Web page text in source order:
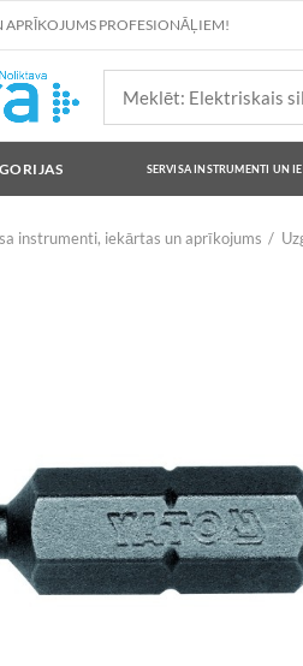
APRĪKOJUMS PROFESIONĀĻIEM!
SERVISA INSTRUMENTI UN
instrumenti, iekārtas un aprīkojums